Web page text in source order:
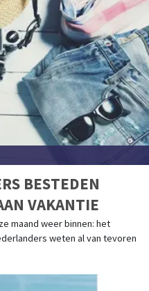
BESTEDEN
VAKANTIE
maand weer binnen: het
weten al van tevoren